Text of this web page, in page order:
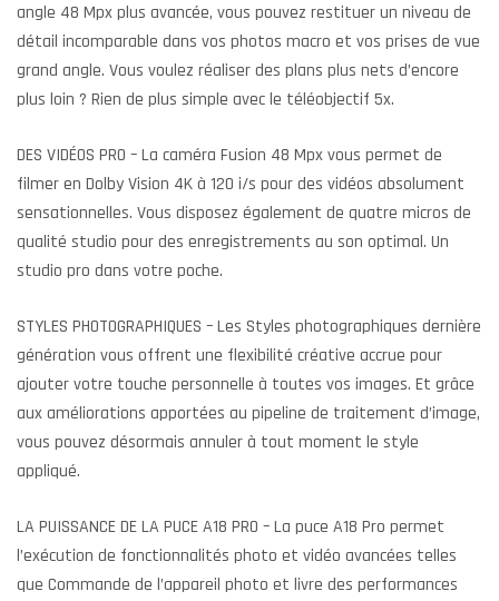
angle 48 Mpx plus avancée, vous pouvez restituer un niveau de
détail incomparable dans vos photos macro et vos prises de vue
grand angle. Vous voulez réaliser des plans plus nets d’encore
plus loin ? Rien de plus simple avec le téléobjectif 5x.
DES VIDÉOS PRO – La caméra Fusion 48 Mpx vous permet de
filmer en Dolby Vision 4K à 120 i/s pour des vidéos absolument
sensationnelles. Vous disposez également de quatre micros de
qualité studio pour des enregistrements au son optimal. Un
studio pro dans votre poche.
STYLES PHOTOGRAPHIQUES – Les Styles photographiques dernière
génération vous offrent une flexibilité créative accrue pour
ajouter votre touche personnelle à toutes vos images. Et grâce
aux améliorations apportées au pipeline de traitement d’image,
vous pouvez désormais annuler à tout moment le style
appliqué.
LA PUISSANCE DE LA PUCE A18 PRO – La puce A18 Pro permet
l’exécution de fonctionnalités photo et vidéo avancées telles
que Commande de l’appareil photo et livre des performances